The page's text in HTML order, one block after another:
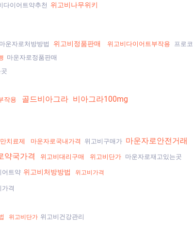
다이어트약추천 위고비나무위키
마운자로처방방법 위고비정품판매 위고비다이어트부작용 프로
마운자로정품판매
작용 골드비아그라 비아그라100mg
치료제 마운자로국내가격 위고비구매가 마운자로안전거래
약국가격 위고비대리구매 위고비단가 마운자로재고있는곳
어트약 위고비처방방법 위고비가격
가격
위고비단가 위고비건강관리